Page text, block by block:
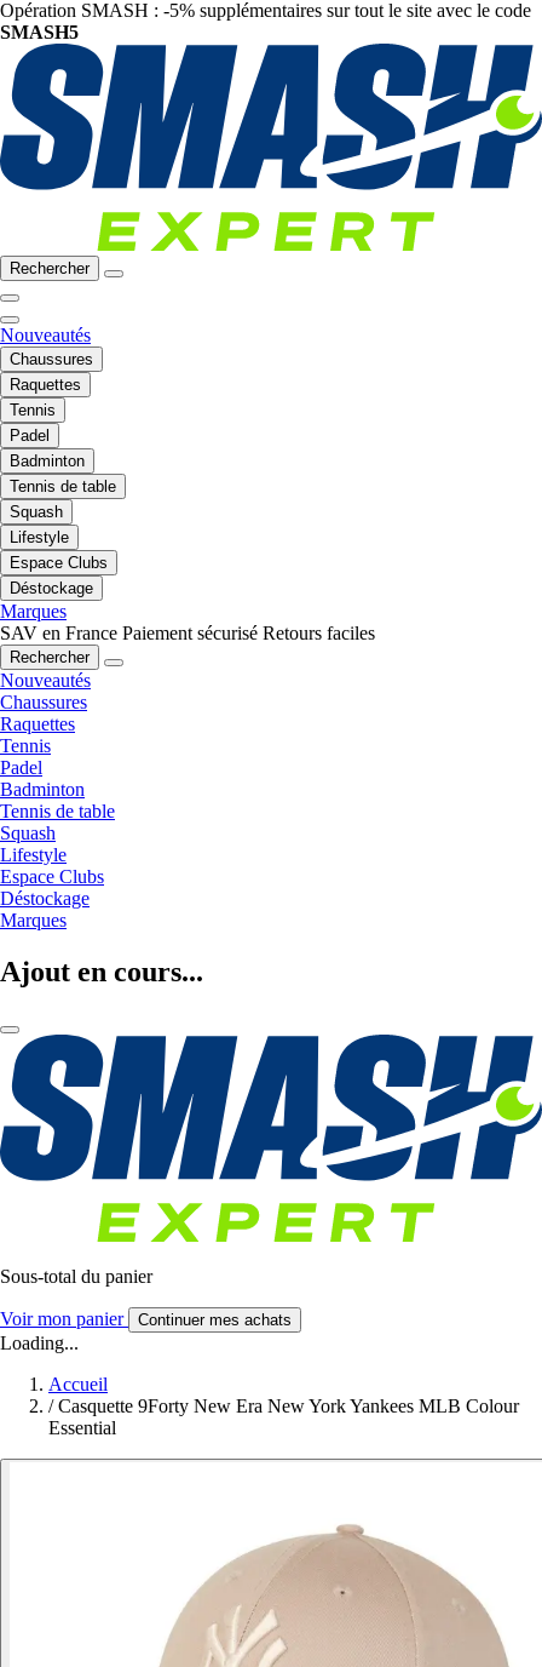
Opération SMASH : -5% supplémentaires sur tout le site avec le code
SMASH5
Rechercher
Nouveautés
Chaussures
Raquettes
Tennis
Padel
Badminton
Tennis de table
Squash
Lifestyle
Espace Clubs
Déstockage
Marques
SAV en France Paiement sécurisé Retours faciles
Rechercher
Nouveautés
Chaussures
Raquettes
Tennis
Padel
Badminton
Tennis de table
Squash
Lifestyle
Espace Clubs
Déstockage
Marques
Ajout en cours...
Sous-total du panier
Voir mon panier Continuer mes achats
Loading...
Accueil
/ Casquette 9Forty New Era New York Yankees MLB Colour
Essential